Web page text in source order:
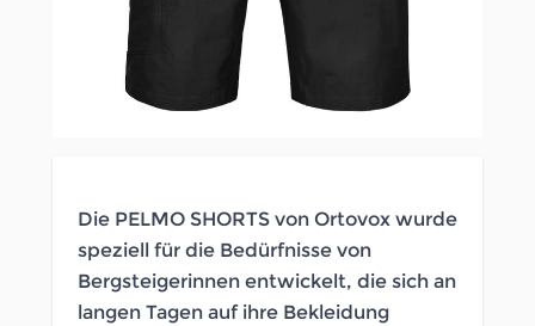
Die PELMO SHORTS von Ortovox wurde
speziell für die Bedürfnisse von
Bergsteigerinnen entwickelt, die sich an
langen Tagen auf ihre Bekleidung